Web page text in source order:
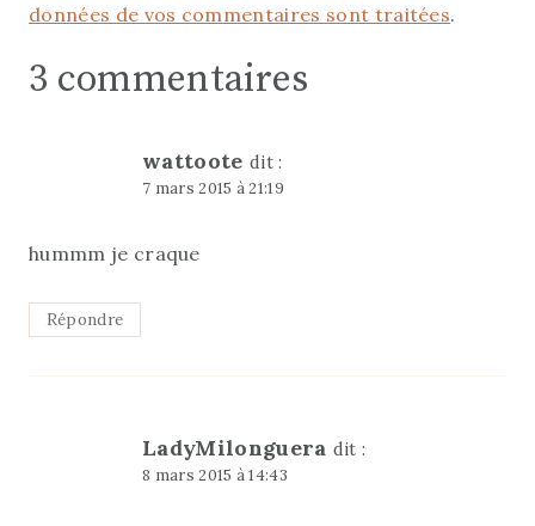
données de vos commentaires sont traitées.
3 commentaires
wattoote dit :
7 mars 2015 à 21:19
hummm je craque
Répondre
LadyMilonguera dit :
8 mars 2015 à 14:43